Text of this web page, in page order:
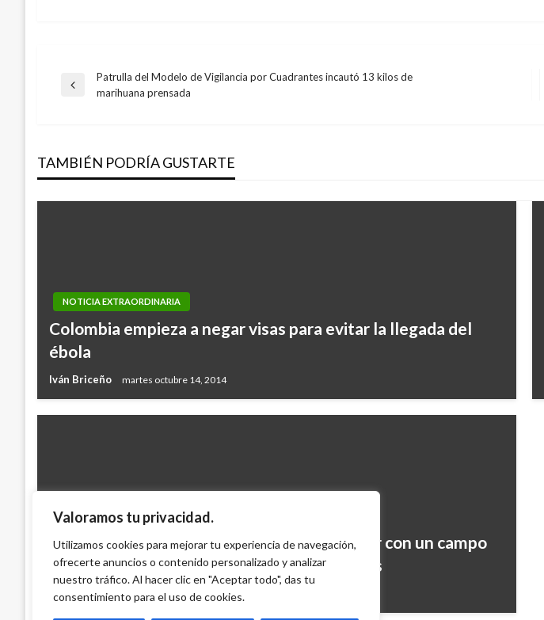
Valoramos tu privacidad.
Utilizamos cookies para mejorar tu experiencia de navegación,
ofrecerte anuncios o contenido personalizado y analizar
nuestro tráfico. Al hacer clic en "Aceptar todo", das tu
consentimiento para el uso de cookies.
Navegación
entradas
Entrada
Patrulla del Modelo de Vigilancia por Cuadrantes incautó 13 kilos de
marihuana prensada
TAMBIÉN PODRÍA GUSTARTE
NOTICIA EXTRAORDINARIA
Colombia empieza a negar visas para evitar la llegada del
ébola
Iván Briceño martes octubre 14, 2014
NOTICIA EXTRAORDINARIA
El conflicto nació en el campo y va a terminar con un campo
productivo y que genera prosperidad: Santos
Ariel Cabrera jueves agosto 21, 2014